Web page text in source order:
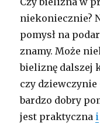
niekoniecznie?
pomysł na
znamy. Może
bieliznę dalszej
czy
bardzo dobry
jest praktyczna i